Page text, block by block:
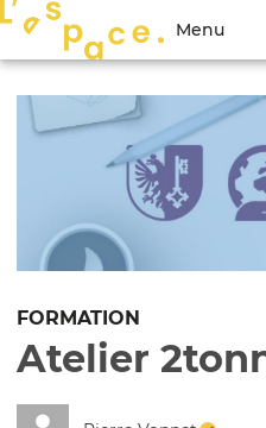
Menu
du
compte
de
l'utilisateur
Menu
Toggle
FORMATION
Atelier